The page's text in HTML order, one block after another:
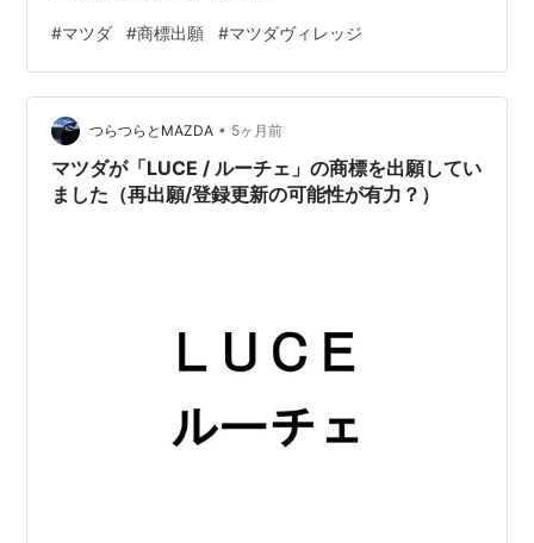
#マツダ #商標出願 #マツダヴィレッジ
つらつらとMAZDA • 5ヶ月前
マツダが「LUCE / ルーチェ」の商標を出願してい
ました（再出願/登録更新の可能性が有力？）